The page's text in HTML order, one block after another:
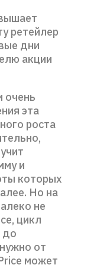
ретейлер
дни
акции
очень
эта
роста
и
которых
Но на
не
цикл
до
от
может